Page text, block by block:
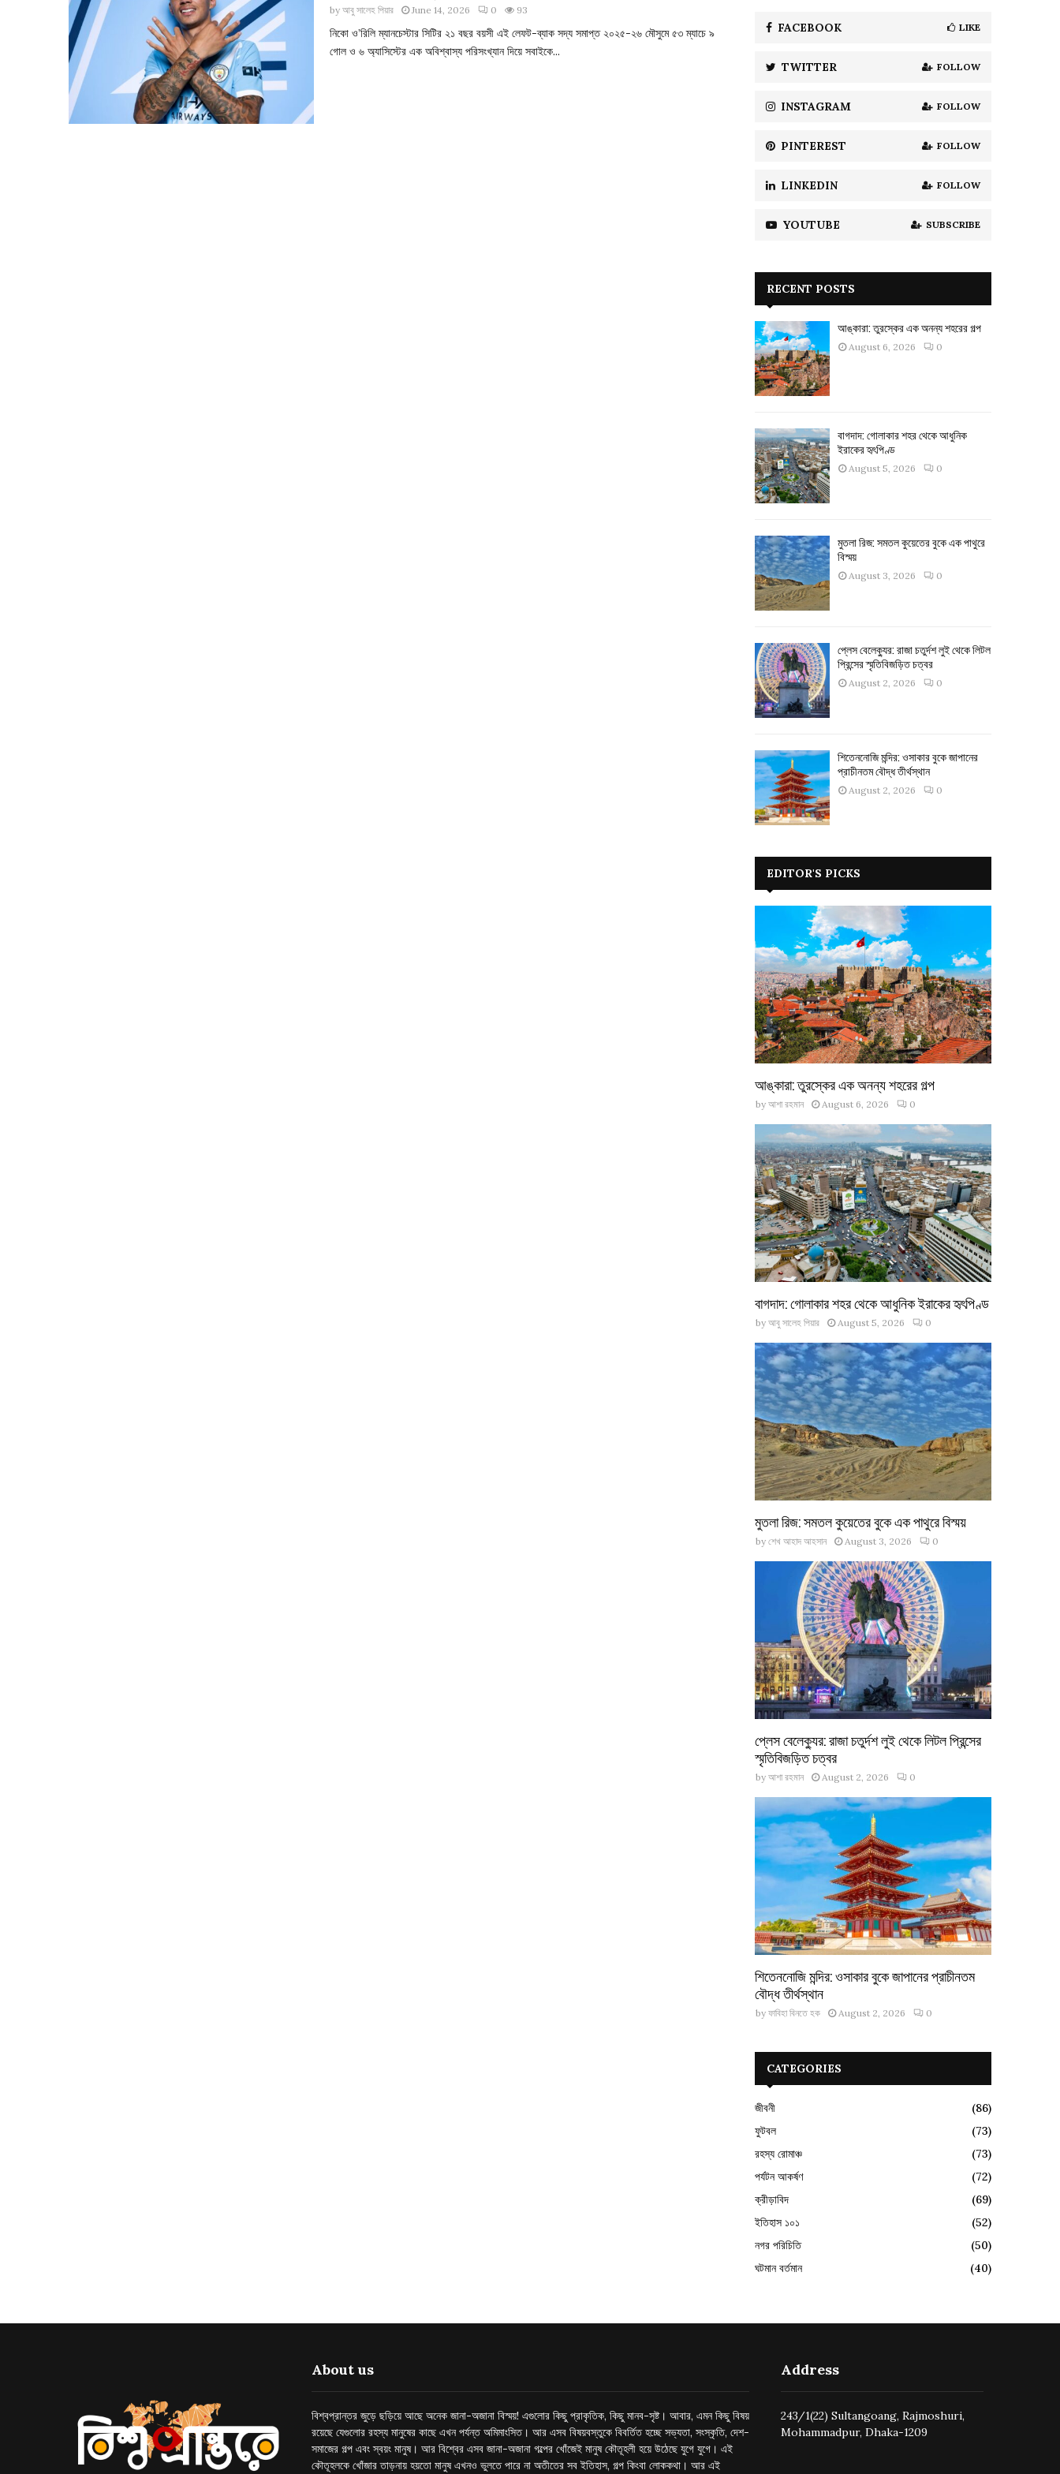
byআবু সালেহ পিয়ার June 14, 2026 0 93
নিকো ও’রিলি ম্যানচেস্টার সিটির ২১ বছর বয়সী এই লেফট-ব্যাক সদ্য সমাপ্ত ২০২৫-২৬ মৌসুমে ৫৩ ম্যাচে ৯
গোল ও ৬ অ্যাসিস্টের এক অবিশ্বাস্য পরিসংখ্যান দিয়ে সবাইকে...
C
H
FACEBOOK LIKE
TWITTER FOLLOW
INSTAGRAM FOLLOW
PINTEREST FOLLOW
LINKEDIN FOLLOW
YOUTUBE SUBSCRIBE
RECENT POSTS
আঙ্কারা: তুরস্কের এক অনন্য শহরের গল্প
August 6, 2026 0
বাগদাদ: গোলাকার শহর থেকে আধুনিক
ইরাকের হৃৎপিণ্ড
August 5, 2026 0
মুতলা রিজ: সমতল কুয়েতের বুকে এক পাথুরে
বিস্ময়
August 3, 2026 0
প্লেস বেলেক্যুর: রাজা চতুর্দশ লুই থেকে লিটল
প্রিন্সের স্মৃতিবিজড়িত চত্বর
August 2, 2026 0
শিতেননোজি মন্দির: ওসাকার বুকে জাপানের
প্রাচীনতম বৌদ্ধ তীর্থস্থান
August 2, 2026 0
EDITOR'S PICKS
আঙ্কারা: তুরস্কের এক অনন্য শহরের গল্প
by আশা রহমান August 6, 2026 0
বাগদাদ: গোলাকার শহর থেকে আধুনিক ইরাকের হৃৎপিণ্ড
by আবু সালেহ পিয়ার August 5, 2026 0
মুতলা রিজ: সমতল কুয়েতের বুকে এক পাথুরে বিস্ময়
by শেখ আহাদ আহসান August 3, 2026 0
প্লেস বেলেক্যুর: রাজা চতুর্দশ লুই থেকে লিটল প্রিন্সের
স্মৃতিবিজড়িত চত্বর
by আশা রহমান August 2, 2026 0
শিতেননোজি মন্দির: ওসাকার বুকে জাপানের প্রাচীনতম
বৌদ্ধ তীর্থস্থান
by ফাবিহা বিনতে হক August 2, 2026 0
CATEGORIES
জীবনী
(86)
ফুটবল
(73)
রহস্য রোমাঞ্চ
(73)
পর্যটন আকর্ষণ
(72)
ক্রীড়াবিদ
(69)
ইতিহাস ১০১
(52)
নগর পরিচিতি
(50)
ঘটমান বর্তমান
(40)
About us
বিশ্বপ্রান্তর জুড়ে ছড়িয়ে আছে অনেক জানা-অজানা বিস্ময়! এগুলোর কিছু প্রাকৃতিক, কিছু মানব-সৃষ্ট। আবার, এমন কিছু বিষয়
রয়েছে যেগুলোর রহস্য মানুষের কাছে এখন পর্যন্ত অমিমাংসিত। আর এসব বিষয়বস্তুকে বিবর্তিত হচ্ছে সভ্যতা, সংস্কৃতি, দেশ-
সমাজের গল্প এবং স্বয়ং মানুষ। আর বিশ্বের এসব জানা-অজানা গল্পের খোঁজেই মানুষ কৌতূহলী হয়ে উঠেছে যুগে যুগে। এই
কৌতূহলকে খোঁজার তাড়নায় হয়তো মানুষ এখনও ভুলতে পারে না অতীতের সব ইতিহাস, গল্প কিংবা লোককথা। আর এই
Address
243/1(22) Sultangoang, Rajmoshuri,
Mohammadpur, Dhaka-1209